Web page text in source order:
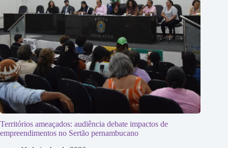
Territórios ameaçados: audiência debate impactos de
empreendimentos no Sertão pernambucano